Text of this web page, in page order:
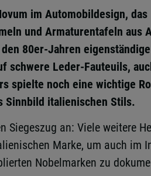
im Automobildesign,
und Armaturentafeln aus
80er-Jahren
schwere Leder-Fauteuils,
spielte noch eine wichtige
Sinnbild italienischen Stils.
Siegeszug an: Viele weitere
Marke, um auch im
Nobelmarken zu